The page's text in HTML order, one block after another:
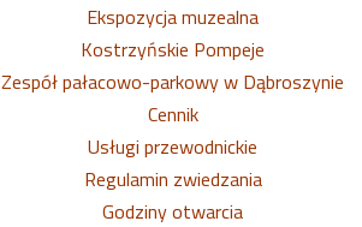
Ekspozycja muzealna
Kostrzyńskie Pompeje
Zespół pałacowo-parkowy w Dąbroszynie
Cennik
Usługi przewodnickie
Regulamin zwiedzania
Godziny otwarcia